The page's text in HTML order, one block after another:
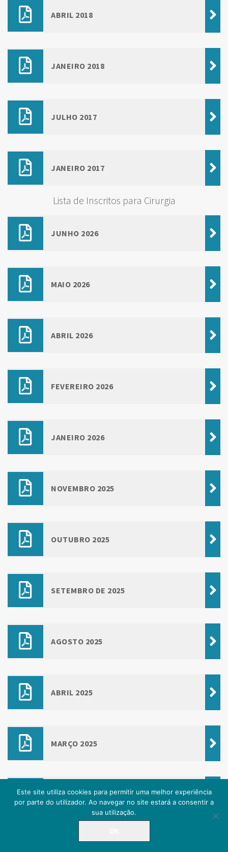
ABRIL 2018
JANEIRO 2018
JULHO 2017
JANEIRO 2017
Lista de Inscritos para Cirurgia
JUNHO 2026
MAIO 2026
ABRIL 2026
FEVEREIRO 2026
JANEIRO 2026
NOVEMBRO 2025
OUTUBRO 2025
SETEMBRO DE 2025
AGOSTO 2025
ABRIL 2025
MARÇO 2025
FEVEREIRO 2025
Este site utiliza cookies para permitir uma melhor experiência
por parte do utilizador. Ao navegar no site estará a consentir a
sua utilização.